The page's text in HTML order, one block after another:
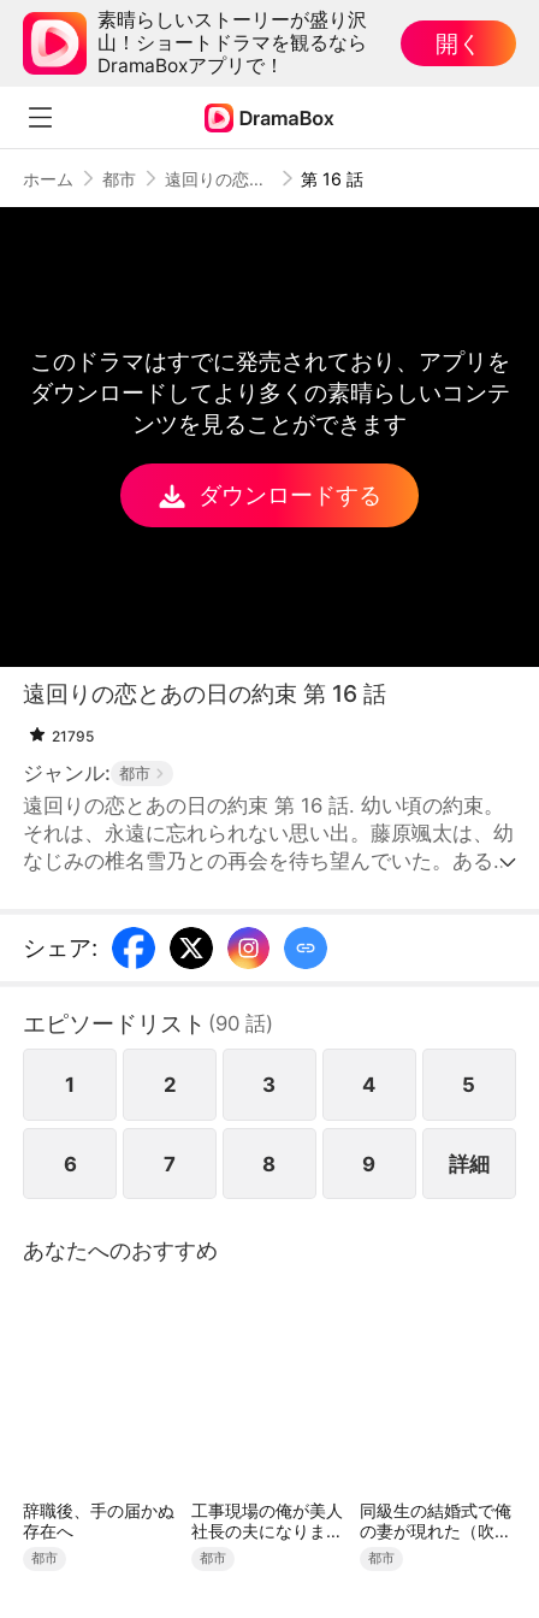
素晴らしいストーリーが盛り沢
山！ショートドラマを観るなら
DramaBoxアプリで！
開く
ホーム 都市 遠回りの恋とあの日の約束 第 16 話
このドラマはすでに発売されており、アプリを
ダウンロードしてより多くの素晴らしいコンテ
ンツを見ることができます
ダウンロードする
遠回りの恋とあの日の約束 第 16 話
21795
ジャンル: 都市
遠回りの恋とあの日の約束 第 16 話. 幼い頃の約束。
それは、永遠に忘れられない思い出。藤原颯太は、幼
なじみの椎名雪乃との再会を待ち望んでいた。ある
偶然再会する。互いの才能と魅力に惹かれ合いながら
も、涼香の存在が二人の間を引き裂いていく。やがて
想いを確かめ合った二人は、ついに運命の糸で結ばれ
る——。
シェア:
エピソードリスト (90 話)
1 2 3 4 5
6 7 8 9 詳細
あなたへのおすすめ
辞職後、手の届かぬ
存在へ
都市
工事現場の俺が美人
社長の夫になりまし
た
都市
同級生の結婚式で俺
の妻が現れた（吹き
替え）
都市